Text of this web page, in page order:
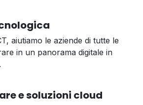
aiutiamo le aziende di tutte le
in un panorama digitale in
e soluzioni cloud